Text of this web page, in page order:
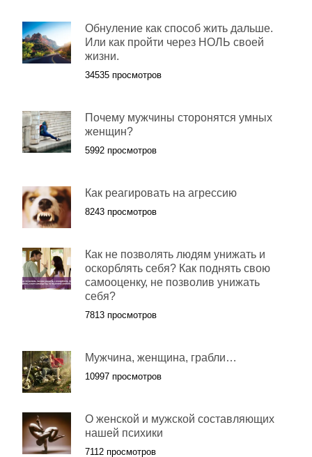
Обнуление как способ жить дальше.
Или как пройти через НОЛЬ своей
жизни.
34535 просмотров
Почему мужчины сторонятся умных
женщин?
5992 просмотров
Как реагировать на агрессию
8243 просмотров
Как не позволять людям унижать и
оскорблять себя? Как поднять свою
самооценку, не позволив унижать
себя?
7813 просмотров
Мужчина, женщина, грабли…
10997 просмотров
О женской и мужской составляющих
нашей психики
7112 просмотров